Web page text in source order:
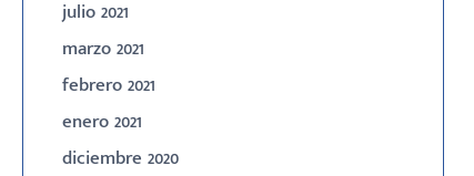
julio 2021
marzo 2021
febrero 2021
enero 2021
diciembre 2020